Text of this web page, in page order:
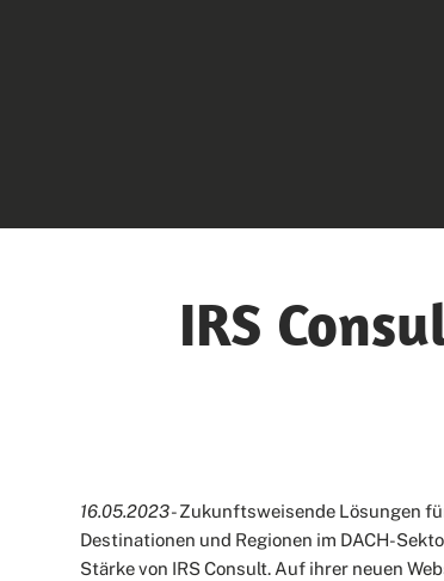
IRS
16.05.2023- Zukunftsweisende Lösungen
Destinationen und Regionen im DACH-
Stärke von IRS Consult. Auf ihrer neuen